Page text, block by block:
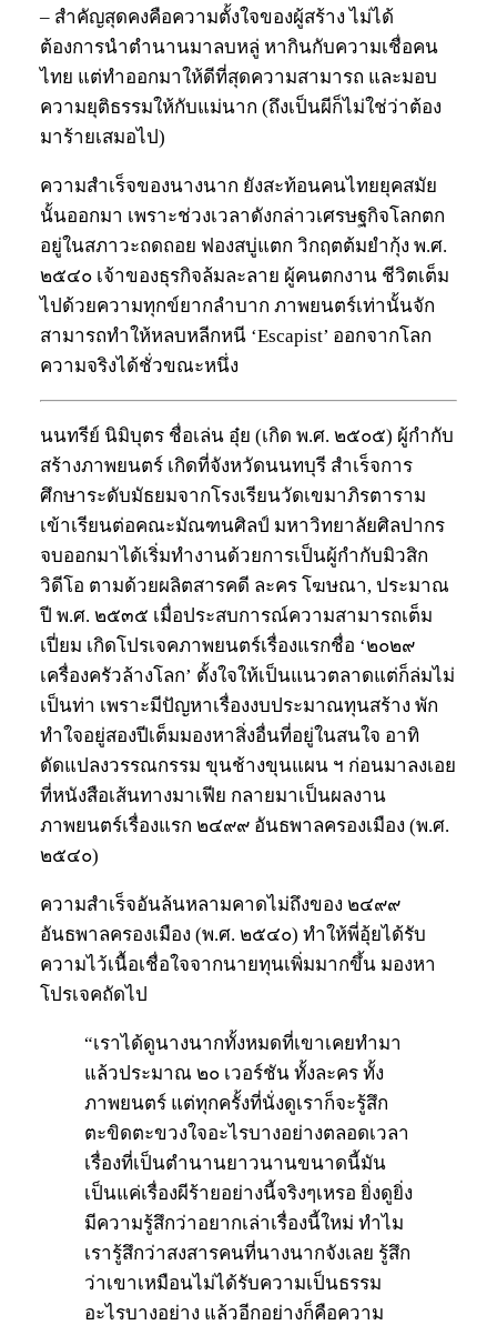
– สำคัญสุดคงคือความตั้งใจของผู้สร้าง ไม่ได้
ต้องการนำตำนานมาลบหลู่ หากินกับความเชื่อคน
ไทย แต่ทำออกมาให้ดีที่สุดความสามารถ และมอบ
ความยุติธรรมให้กับแม่นาก (ถึงเป็นผีก็ไม่ใช่ว่าต้อง
มาร้ายเสมอไป)
ความสำเร็จของนางนาก ยังสะท้อนคนไทยยุคสมัย
นั้นออกมา เพราะช่วงเวลาดังกล่าวเศรษฐกิจโลกตก
อยู่ในสภาวะถดถอย ฟองสบู่แตก วิกฤตต้มยำกุ้ง พ.ศ.
๒๕๔๐ เจ้าของธุรกิจล้มละลาย ผู้คนตกงาน ชีวิตเต็ม
ไปด้วยความทุกข์ยากลำบาก ภาพยนตร์เท่านั้นจัก
สามารถทำให้หลบหลีกหนี ‘Escapist’ ออกจากโลก
ความจริงได้ชั่วขณะหนึ่ง
นนทรีย์ นิมิบุตร ชื่อเล่น อุ๋ย (เกิด พ.ศ. ๒๕๐๕) ผู้กำกับ
สร้างภาพยนตร์ เกิดที่จังหวัดนนทบุรี สำเร็จการ
ศึกษาระดับมัธยมจากโรงเรียนวัดเขมาภิรตาราม
เข้าเรียนต่อคณะมัณฑนศิลป์ มหาวิทยาลัยศิลปากร
จบออกมาได้เริ่มทำงานด้วยการเป็นผู้กำกับมิวสิก
วิดีโอ ตามด้วยผลิตสารคดี ละคร โฆษณา, ประมาณ
ปี พ.ศ. ๒๕๓๕ เมื่อประสบการณ์ความสามารถเต็ม
เปี่ยม เกิดโปรเจคภาพยนตร์เรื่องแรกชื่อ ‘๒๐๒๙
เครื่องครัวล้างโลก’ ตั้งใจให้เป็นแนวตลาดแต่ก็ล่มไม่
เป็นท่า เพราะมีปัญหาเรื่องงบประมาณทุนสร้าง พัก
ทำใจอยู่สองปีเต็มมองหาสิ่งอื่นที่อยู่ในสนใจ อาทิ
ดัดแปลงวรรณกรรม ขุนช้างขุนแผน ฯ ก่อนมาลงเอย
ที่หนังสือเส้นทางมาเฟีย กลายมาเป็นผลงาน
ภาพยนตร์เรื่องแรก ๒๔๙๙ อันธพาลครองเมือง (พ.ศ.
๒๕๔๐)
ความสำเร็จอันล้นหลามคาดไม่ถึงของ ๒๔๙๙
อันธพาลครองเมือง (พ.ศ. ๒๕๔๐) ทำให้พี่อุ้ยได้รับ
ความไว้เนื้อเชื่อใจจากนายทุนเพิ่มมากขึ้น มองหา
โปรเจคถัดไป
“เราได้ดูนางนากทั้งหมดที่เขาเคยทำมา
แล้วประมาณ ๒๐ เวอร์ชัน ทั้งละคร ทั้ง
ภาพยนตร์ แต่ทุกครั้งที่นั่งดูเราก็จะรู้สึก
ตะขิดตะขวงใจอะไรบางอย่างตลอดเวลา
เรื่องที่เป็นตำนานยาวนานขนาดนี้มัน
เป็นแค่เรื่องผีร้ายอย่างนี้จริงๆเหรอ ยิ่งดูยิ่ง
มีความรู้สึกว่าอยากเล่าเรื่องนี้ใหม่ ทำไม
เรารู้สึกว่าสงสารคนที่นางนากจังเลย รู้สึก
ว่าเขาเหมือนไม่ได้รับความเป็นธรรม
อะไรบางอย่าง แล้วอีกอย่างก็คือความ